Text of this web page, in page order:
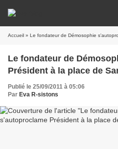
Accueil » Le fondateur de Démosophie
Le fondateur de
Président à la place de
Publié le 25/09/2011 à 05:06
Par Eva R-sistons